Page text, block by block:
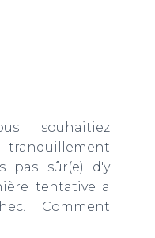
souhaitiez
tranquillement
pas sûr(e) d'y
tentative a
Comment